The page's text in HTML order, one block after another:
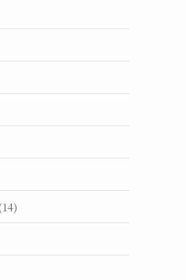
(14)